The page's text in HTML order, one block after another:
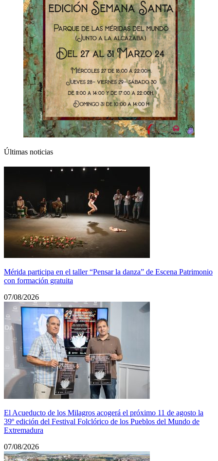
Últimas noticias
Mérida participa en el taller “Pensar la danza” de Escena Patrimonio
con formación gratuita
07/08/2026
El Acueducto de los Milagros acogerá el próximo 11 de agosto la
39º edición del Festival Folclórico de los Pueblos del Mundo de
Extremadura
07/08/2026